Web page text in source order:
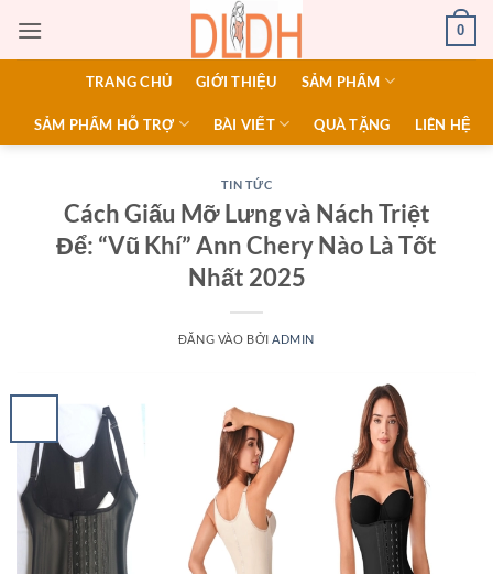
qua
0
TRANG CHỦ GIỚI THIỆU SẢM PHẨM
SẢM PHẨM HỖ TRỢ BÀI VIẾT QUÀ TẶNG LIÊN HỆ
TIN TỨC
Cách Giấu Mỡ Lưng và Nách Triệt
Để: “Vũ Khí” Ann Chery Nào Là Tốt
Nhất 2025
ĐĂNG VÀO BỞI ADMIN